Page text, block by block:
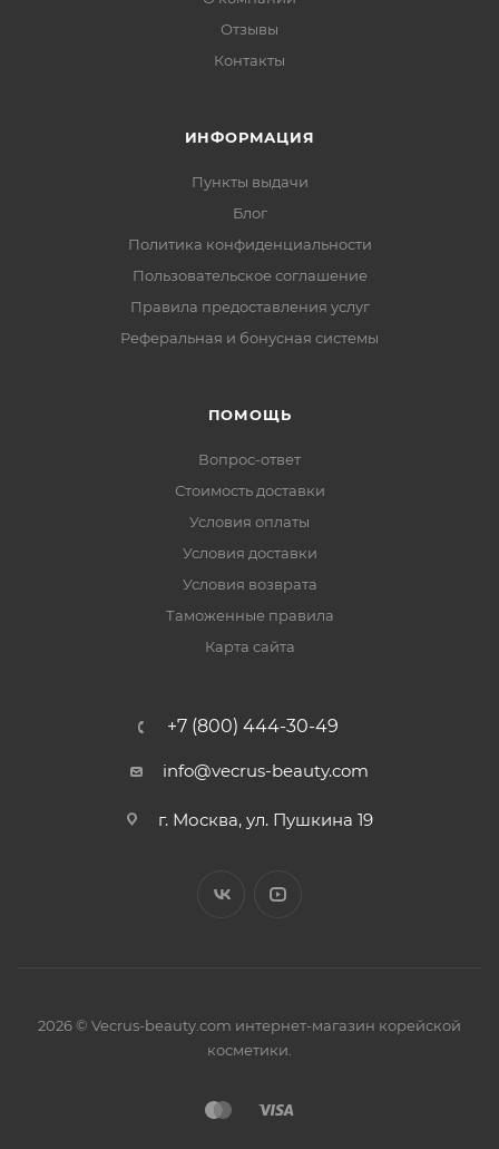
Отзывы
Контакты
ИНФОРМАЦИЯ
Пункты выдачи
Блог
Политика конфиденциальности
Пользовательское соглашение
Правила предоставления услуг
Реферальная и бонусная системы
ПОМОЩЬ
Вопрос-ответ
Стоимость доставки
Условия оплаты
Условия доставки
Условия возврата
Таможенные правила
Карта сайта
+7 (800) 444-30-49
info@vecrus-beauty.com
г. Москва, ул. Пушкина 19
2026 © Vecrus-beauty.com интернет-магазин корейской
косметики.